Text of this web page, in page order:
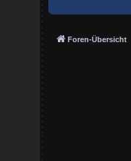
Foren-Übersicht